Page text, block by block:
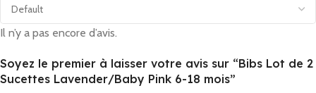
Il n’y a pas encore d’avis.
Soyez le premier à laisser votre avis sur “Bibs Lot de 2
Sucettes Lavender/Baby Pink 6-18 mois”